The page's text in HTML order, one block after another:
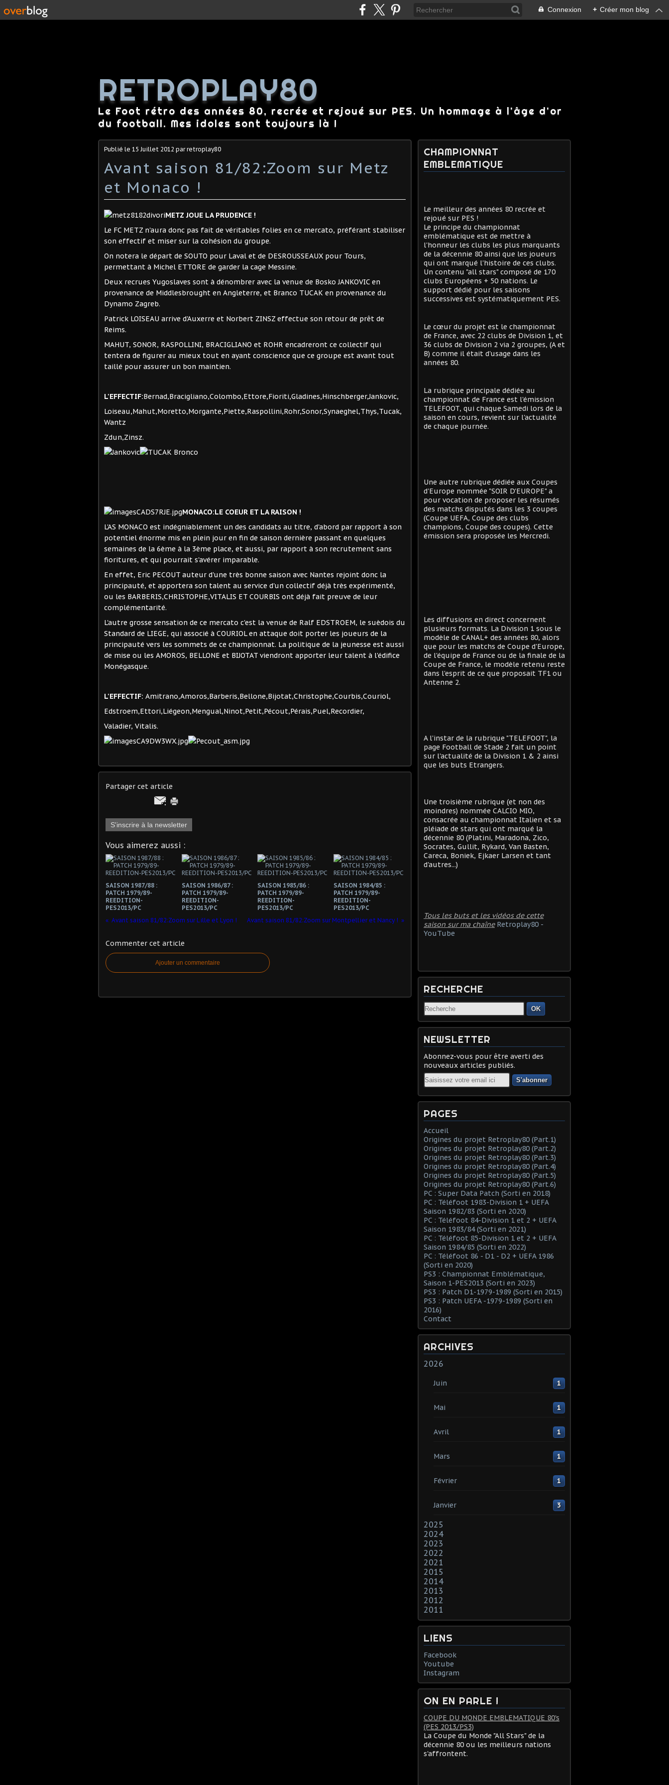
Connexion + Créer mon blog
RETROPLAY80
Le Foot rétro des années 80, recrée et rejoué sur PES. Un hommage à l'âge d'or
du football. Mes idoles sont toujours là !
Publié le 15 Juillet 2012 par retroplay80
Avant saison 81/82:Zoom sur Metz
et Monaco !
METZ JOUE LA PRUDENCE !
Le FC METZ n'aura donc pas fait de véritables folies en ce mercato, préférant stabiliser
son effectif et miser sur la cohésion du groupe.
On notera le départ de SOUTO pour Laval et de DESROUSSEAUX pour Tours,
permettant à Michel ETTORE de garder la cage Messine.
Deux recrues Yugoslaves sont à dénombrer avec la venue de Bosko JANKOVIC en
provenance de Middlesbrought en Angleterre, et Branco TUCAK en provenance du
Dynamo Zagreb.
Patrick LOISEAU arrive d'Auxerre et Norbert ZINSZ effectue son retour de prêt de
Reims.
MAHUT, SONOR, RASPOLLINI, BRACIGLIANO et ROHR encadreront ce collectif qui
tentera de figurer au mieux tout en ayant conscience que ce groupe est avant tout
taillé pour assurer un bon maintien.
L'EFFECTIF:Bernad,Bracigliano,Colombo,Ettore,Fioriti,Gladines,Hinschberger,Jankovic,
Loiseau,Mahut,Moretto,Morgante,Piette,Raspollini,Rohr,Sonor,Synaeghel,Thys,Tucak,
Wantz
Zdun,Zinsz.
MONACO:LE COEUR ET LA RAISON !
L'AS MONACO est indégniablement un des candidats au titre, d'abord par rapport à son
potentiel énorme mis en plein jour en fin de saison dernière passant en quelques
semaines de la 6ème à la 3ème place, et aussi, par rapport à son recrutement sans
fioritures, et qui pourrait s'avérer imparable.
En effet, Eric PECOUT auteur d'une très bonne saison avec Nantes rejoint donc la
principauté, et apportera son talent au service d'un collectif déjà très expérimenté,
ou les BARBERIS,CHRISTOPHE,VITALIS ET COURBIS ont déjà fait preuve de leur
complémentarité.
L'autre grosse sensation de ce mercato c'est la venue de Ralf EDSTROEM, le suèdois du
Standard de LIEGE, qui associé à COURIOL en attaque doit porter les joueurs de la
principauté vers les sommets de ce championnat. La politique de la jeunesse est aussi
de mise ou les AMOROS, BELLONE et BIJOTAT viendront apporter leur talent à l'édifice
Monégasque.
L'EFFECTIF: Amitrano,Amoros,Barberis,Bellone,Bijotat,Christophe,Courbis,Couriol,
Edstroem,Ettori,Liégeon,Mengual,Ninot,Petit,Pécout,Pérais,Puel,Recordier,
Valadier, Vitalis.
Partager cet article
S'inscrire à la newsletter
Vous aimerez aussi :
SAISON 1987/88 :
PATCH 1979/89-
REEDITION-
PES2013/PC
SAISON 1986/87 :
PATCH 1979/89-
REEDITION-
PES2013/PC
SAISON 1985/86 :
PATCH 1979/89-
REEDITION-
PES2013/PC
SAISON 1984/85 :
PATCH 1979/89-
REEDITION-
PES2013/PC
Avant saison 81/82:Zoom sur Lille et Lyon !
Avant saison 81/82:Zoom sur Montpellier et Nancy !
Commenter cet article
Ajouter un commentaire
CHAMPIONNAT
EMBLEMATIQUE
Le meilleur des années 80 recrée et
rejoué sur PES !
Le principe du championnat
emblématique est de mettre à
l'honneur les clubs les plus marquants
de la décennie 80 ainsi que les joueurs
qui ont marqué l'histoire de ces clubs.
Un contenu "all stars" composé de 170
clubs Européens + 50 nations. Le
support dédié pour les saisons
successives est systématiquement PES.
Le cœur du projet est le championnat
de France, avec 22 clubs de Division 1, et
36 clubs de Division 2 via 2 groupes, (A et
B) comme il était d'usage dans les
années 80.
La rubrique principale dédiée au
championnat de France est l'émission
TELEFOOT, qui chaque Samedi lors de la
saison en cours, revient sur l'actualité
de chaque journée.
Une autre rubrique dédiée aux Coupes
d'Europe nommée "SOIR D'EUROPE" a
pour vocation de proposer les résumés
des matchs disputés dans les 3 coupes
(Coupe UEFA, Coupe des clubs
champions, Coupe des coupes). Cette
émission sera proposée les Mercredi.
Les diffusions en direct concernent
plusieurs formats. La Division 1 sous le
modèle de CANAL+ des années 80, alors
que pour les matchs de Coupe d'Europe,
de l'équipe de France ou de la finale de la
Coupe de France, le modèle retenu reste
dans l'esprit de ce que proposait TF1 ou
Antenne 2.
A l'instar de la rubrique "TELEFOOT", la
page Football de Stade 2 fait un point
sur l'actualité de la Division 1 & 2 ainsi
que les buts Etrangers.
Une troisième rubrique (et non des
moindres) nommée CALCIO MIO,
consacrée au championnat Italien et sa
pléiade de stars qui ont marqué la
décennie 80 (Platini, Maradona, Zico,
Socrates, Gullit, Rykard, Van Basten,
Careca, Boniek, Ejkaer Larsen et tant
d'autres...)
Tous les buts et les vidéos de cette
saison sur ma chaîne Retroplay80 -
YouTube
RECHERCHE
OK
NEWSLETTER
Abonnez-vous pour être averti des
nouveaux articles publiés.
Email
PAGES
Accueil
Origines du projet Retroplay80 (Part.1)
Origines du projet Retroplay80 (Part.2)
Origines du projet Retroplay80 (Part.3)
Origines du projet Retroplay80 (Part.4)
Origines du projet Retroplay80 (Part.5)
Origines du projet Retroplay80 (Part.6)
PC : Super Data Patch (Sorti en 2018)
PC : Téléfoot 1983-Division 1 + UEFA
Saison 1982/83 (Sorti en 2020)
PC : Téléfoot 84-Division 1 et 2 + UEFA
Saison 1983/84 (Sorti en 2021)
PC : Téléfoot 85-Division 1 et 2 + UEFA
Saison 1984/85 (Sorti en 2022)
PC : Téléfoot 86 - D1 - D2 + UEFA 1986
(Sorti en 2020)
PS3 : Championnat Emblématique,
Saison 1-PES2013 (Sorti en 2023)
PS3 : Patch D1-1979-1989 (Sorti en 2015)
PS3 : Patch UEFA -1979-1989 (Sorti en
2016)
Contact
ARCHIVES
2026
Juin 1
Mai 1
Avril 1
Mars 1
Février 1
Janvier 3
2025
2024
2023
2022
2021
2015
2014
2013
2012
2011
LIENS
Facebook
Youtube
Instagram
ON EN PARLE !
COUPE DU MONDE EMBLEMATIQUE 80's
(PES 2013/PS3)
La Coupe du Monde "All Stars" de la
décennie 80 ou les meilleurs nations
s'affrontent.